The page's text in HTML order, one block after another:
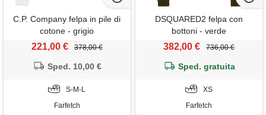
C.P. Company felpa in pile di
cotone - grigio
221,00 € 378,00 €
Sped. 10,00 €
S-M-L
Farfetch
DSQUARED2 felpa con
bottoni - verde
382,00 € 736,00 €
Sped. gratuita
XS
Farfetch